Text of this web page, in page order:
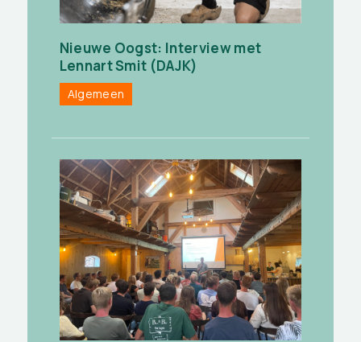
Nieuwe Oogst: Interview met
Lennart Smit (DAJK)
Algemeen